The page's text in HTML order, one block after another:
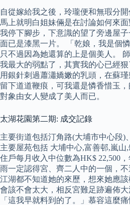
自從嫁給我之後，玲瓏便和無瑕分
馬上就明白姐妹倆是在討論如何來面
我停下腳步，下意識的望了旁邊屋
面已是漆黑一片。 「乾娘，我是個
只不過因為她還算的上是個美人。
我最大的弱點了，其實我的心已經
用銀針刺過蕭瀟嬌嫩的乳頭，在蘇
留下道道鞭痕，可我還是憐香惜玉
對象由女人變成了美人而已。
太湖花園第二期: 成交記錄
主要街道包括汀角路(大埔市中心段)
主要屋苑包括 大埔中心,富善邨,嵐山
住戶每月收入中位數為HK$ 22,500
雨一定認得宮、齊二人中的一個，
江湖都不知道她的來歷，想來她應
會該不會太大，相反宮難足跡遍佈大
「這我早就料到的了。」慕容這麼